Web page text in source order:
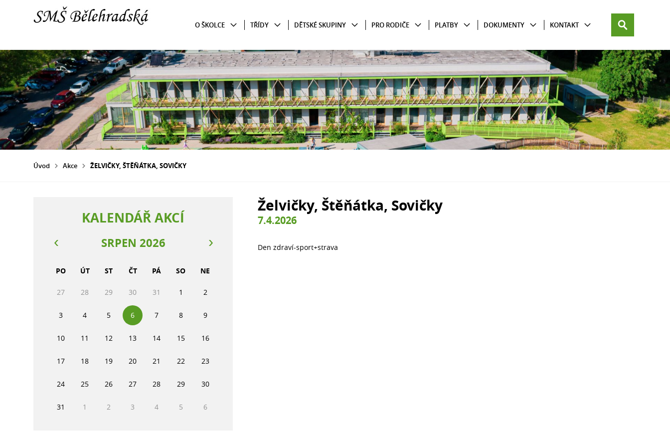
O ŠKOLCE TŘÍDY DĚTSKÉ SKUPINY PRO RODIČE PLATBY DOKUMENTY KONTAKT
Úvod Akce ŽELVIČKY, ŠTĚŇÁTKA, SOVIČKY
Želvičky, Štěňátka, Sovičky
7.4.2026
Den zdraví-sport+strava
KALENDÁŘ AKCÍ
SRPEN 2026
PO ÚT ST ČT PÁ SO NE
27 28 29 30 31 1 2
3 4 5 6 7 8 9
10 11 12 13 14 15 16
17 18 19 20 21 22 23
24 25 26 27 28 29 30
31 1 2 3 4 5 6